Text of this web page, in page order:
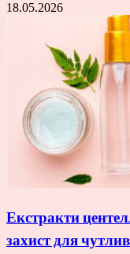
18.05.2026
Екстракти
захист для